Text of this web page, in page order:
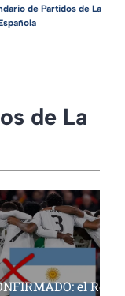
de Partidos de La
de La
el Real